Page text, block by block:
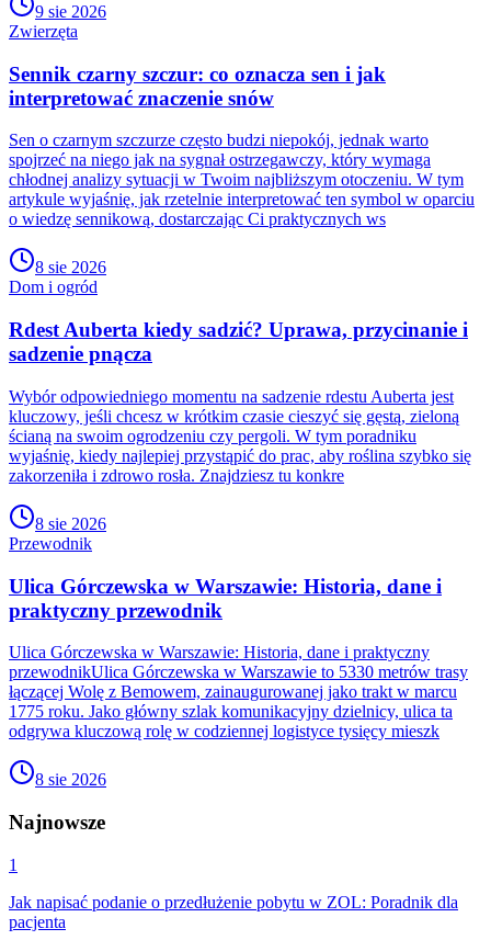
9 sie 2026
Zwierzęta
Sennik czarny szczur: co oznacza sen i jak
interpretować znaczenie snów
Sen o czarnym szczurze często budzi niepokój, jednak warto
spojrzeć na niego jak na sygnał ostrzegawczy, który wymaga
chłodnej analizy sytuacji w Twoim najbliższym otoczeniu. W tym
artykule wyjaśnię, jak rzetelnie interpretować ten symbol w oparciu
o wiedzę sennikową, dostarczając Ci praktycznych ws
8 sie 2026
Dom i ogród
Rdest Auberta kiedy sadzić? Uprawa, przycinanie i
sadzenie pnącza
Wybór odpowiedniego momentu na sadzenie rdestu Auberta jest
kluczowy, jeśli chcesz w krótkim czasie cieszyć się gęstą, zieloną
ścianą na swoim ogrodzeniu czy pergoli. W tym poradniku
wyjaśnię, kiedy najlepiej przystąpić do prac, aby roślina szybko się
zakorzeniła i zdrowo rosła. Znajdziesz tu konkre
8 sie 2026
Przewodnik
Ulica Górczewska w Warszawie: Historia, dane i
praktyczny przewodnik
Ulica Górczewska w Warszawie: Historia, dane i praktyczny
przewodnikUlica Górczewska w Warszawie to 5330 metrów trasy
łączącej Wolę z Bemowem, zainaugurowanej jako trakt w marcu
1775 roku. Jako główny szlak komunikacyjny dzielnicy, ulica ta
odgrywa kluczową rolę w codziennej logistyce tysięcy mieszk
8 sie 2026
Najnowsze
1
Jak napisać podanie o przedłużenie pobytu w ZOL: Poradnik dla
pacjenta